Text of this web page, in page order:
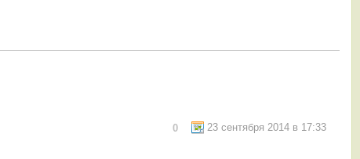
23 сентября 2014 в 17:33
0